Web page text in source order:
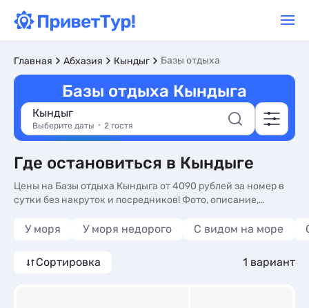
Главная Абхазия Кындыг Базы отдыха
Базы отдыха Кындыга
Кындыг
Выберите даты 2 гостя
Где остановиться в Кындыге
Цены на Базы отдыха Кындыга от 4090 рублей за номер в
сутки без накруток и посредников! Фото, описание,
доступным ценам на сайте ПриветТур
У моря У моря недорого С видом на море
Сортировка 1 вариант